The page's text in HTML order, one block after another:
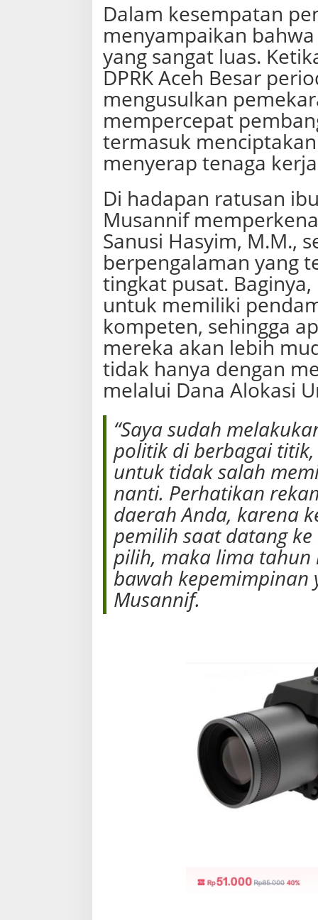
Dalam kesempatan
menyampaikan
yang sangat luas.
DPRK Aceh Besar
mengusulkan
mempercepat
termasuk
menyerap tenaga
Di hadapan ratusan
Musannif
Sanusi Hasyim, M.M.,
berpengalaman yang
tingkat pusat.
untuk memiliki
kompeten, sehingga
mereka akan lebih
tidak hanya dengan
melalui Dana Alokasi
“Saya sudah
politik di berbagai
untuk tidak salah
nanti. Perhatikan
daerah Anda, karena
pemilih saat datang ke
pilih, maka lima tahun
bawah kepemimpinan
Musannif.